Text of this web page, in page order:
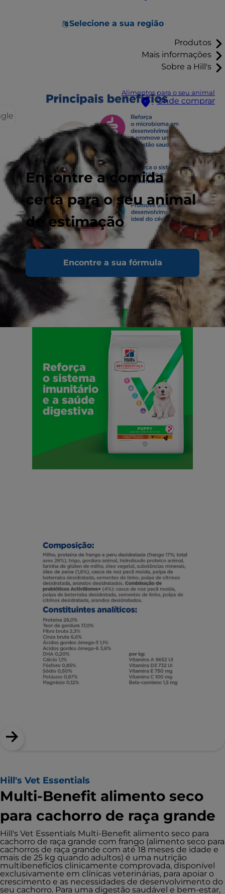
Selecione a sua região
Produtos
Mais informações
Sobre a Hill's
Alimentos para o seu animal
Onde comprar
Encontre a comida
certa para o seu animal
de estimação
Encontre a sua fórmula
Hill's Vet Essentials
Multi-Benefit alimento seco
para cachorro de raça grande
Hill's Vet Essentials Multi-Benefit alimento seco para
cachorro de raça grande com frango (alimento seco para
cachorros de raça grande com até 18 meses de idade e
mais de 25 kg quando adultos) é uma nutrição
multibenefícios clinicamente comprovada, disponível
exclusivamente em clínicas veterinárias, para apoiar o
crescimento e as necessidades de desenvolvimento do
seu cachorro. Para uma digestão saudável e bem-estar,